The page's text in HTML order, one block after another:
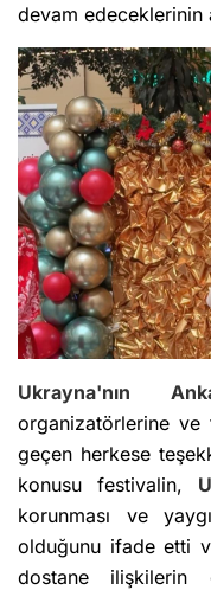
devam edeceklerinin
Ukrayna'nın
organizatörlerine ve
geçen herkese
konusu festivalin,
korunması ve
olduğunu ifade etti
dostane ilişkilerin